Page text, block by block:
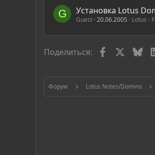
G Установка Lotus
Guest 20.06.2005 Lotus -
Поделиться: Facebook
Форум Lotus Notes/Domino